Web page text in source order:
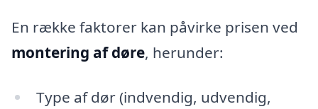
En række faktorer kan påvirke prisen ved
montering af døre, herunder:
Type af dør (indvendig, udvendig,